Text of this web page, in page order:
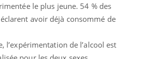
le plus jeune. 54 % des
avoir déjà consommé de
l’expérimentation de l’alcool est